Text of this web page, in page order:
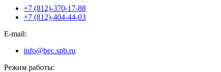
+7 (812)-370-17-88
+7 (812)-404-44-03
E-mail:
info@bec.spb.ru
Режим работы: